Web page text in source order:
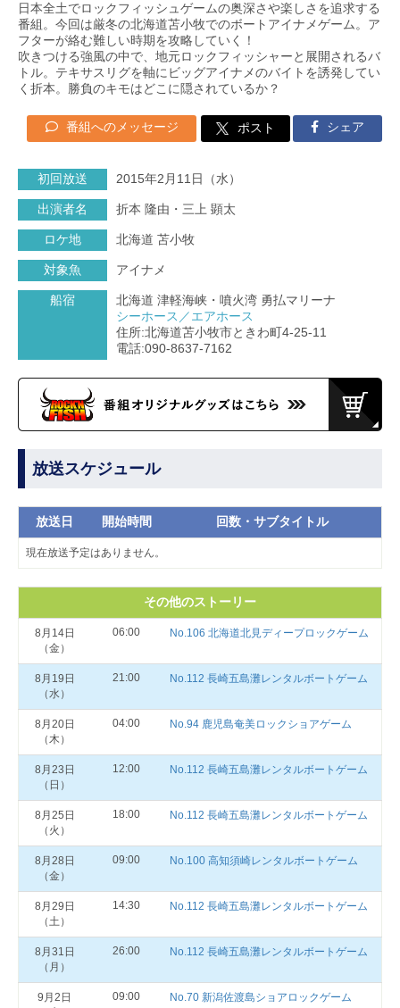
日本全土でロックフィッシュゲームの奥深さや楽しさを追求する
番組。今回は厳冬の北海道苫小牧でのボートアイナメゲーム。ア
フターが絡む難しい時期を攻略していく！
吹きつける強風の中で、地元ロックフィッシャーと展開されるバ
トル。テキサスリグを軸にビッグアイナメのバイトを誘発してい
く折本。勝負のキモはどこに隠されているか？
番組へのメッセージ ポスト シェア
初回放送 2015年2月11日（水）
出演者名 折本 隆由・三上 顕太
ロケ地 北海道 苫小牧
対象魚 アイナメ
船宿
北海道 津軽海峡・噴火湾 勇払マリーナ
シーホース／エアホース
住所:北海道苫小牧市ときわ町4-25-11
電話:090-8637-7162
放送スケジュール
放送日 開始時間 回数・サブタイトル
現在放送予定はありません。
その他のストーリー
8月14日
（金）
06:00 No.106 北海道北見ディープロックゲーム
8月19日
（水）
21:00 No.112 長崎五島灘レンタルボートゲーム
8月20日
（木）
04:00 No.94 鹿児島奄美ロックショアゲーム
8月23日
（日）
12:00 No.112 長崎五島灘レンタルボートゲーム
8月25日
（火）
18:00 No.112 長崎五島灘レンタルボートゲーム
8月28日
（金）
09:00 No.100 高知須崎レンタルボートゲーム
8月29日
（土）
14:30 No.112 長崎五島灘レンタルボートゲーム
8月31日
（月）
26:00 No.112 長崎五島灘レンタルボートゲーム
9月2日
09:00 No.70 新潟佐渡島ショアロックゲーム